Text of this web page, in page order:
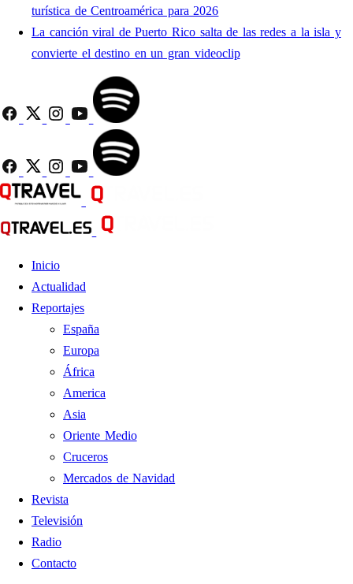
turística de Centroamérica para 2026
La canción viral de Puerto Rico salta de las redes a la isla y
convierte el destino en un gran videoclip
Inicio
Actualidad
Reportajes
España
Europa
África
America
Asia
Oriente Medio
Cruceros
Mercados de Navidad
Revista
Televisión
Radio
Contacto